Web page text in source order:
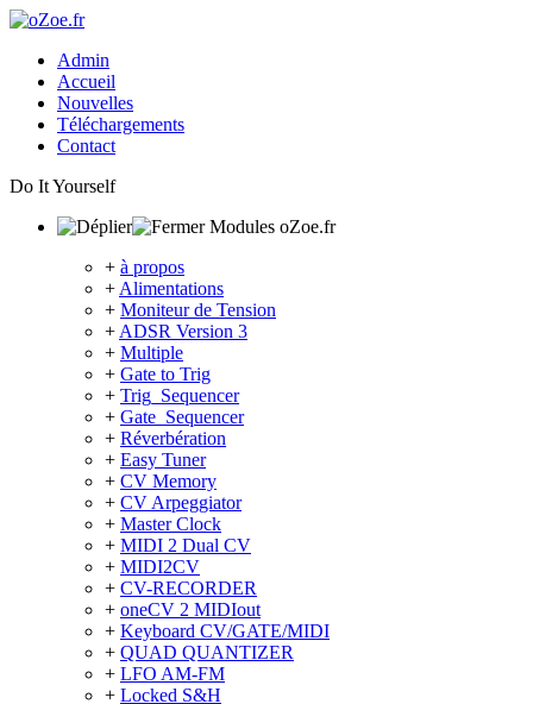
Admin
Accueil
Nouvelles
Téléchargements
Contact
Do It Yourself
Modules oZoe.fr
+ à propos
+ Alimentations
+ Moniteur de Tension
+ ADSR Version 3
+ Multiple
+ Gate to Trig
+ Trig_Sequencer
+ Gate_Sequencer
+ Réverbération
+ Easy Tuner
+ CV Memory
+ CV Arpeggiator
+ Master Clock
+ MIDI 2 Dual CV
+ MIDI2CV
+ CV-RECORDER
+ oneCV 2 MIDIout
+ Keyboard CV/GATE/MIDI
+ QUAD QUANTIZER
+ LFO AM-FM
+ Locked S&H